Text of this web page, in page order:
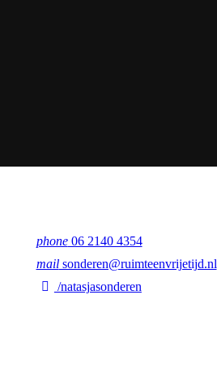
phone06 2140 4354
mailsonderen@ruimteenvrijetijd.nl
/natasjasonderen